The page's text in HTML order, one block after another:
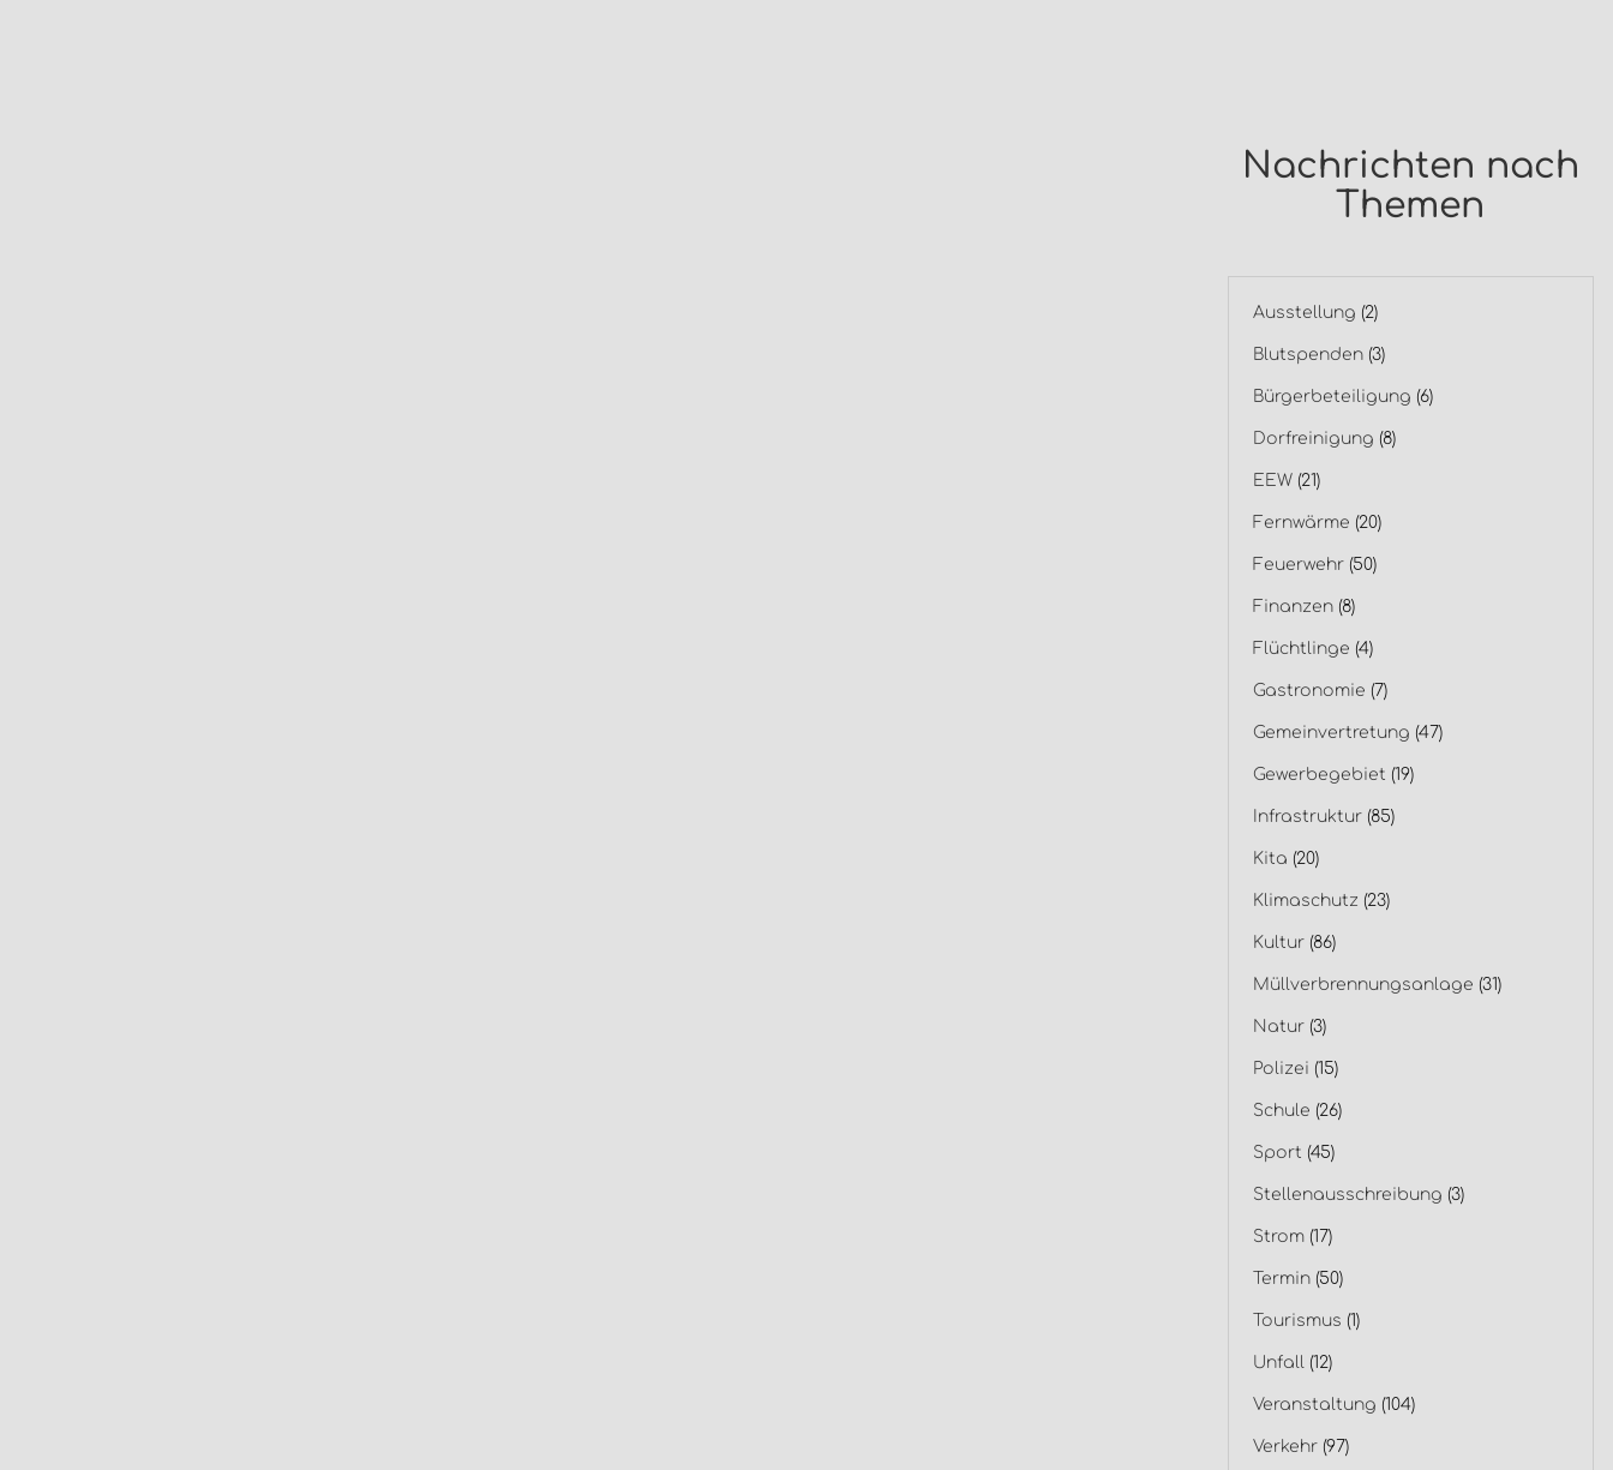
Nachrichten nach
Themen
Ausstellung (2)
Blutspenden(3)
Bürgerbeteiligung (6)
Dorfreinigung (8)
EEW(21)
Fernwärme (20)
Feuerwehr(50)
Finanzen(8)
Flüchtlinge (4)
Gastronomie (7)
Gemeinvertretung (47)
Gewerbegebiet (19)
Infrastruktur(85)
Kita (20)
Klimaschutz (23)
Kultur(86)
Müllverbrennungsanlage (31)
Natur(3)
Polizei (15)
Schule (26)
Sport (45)
Stellenausschreibung (3)
Strom(17)
Termin(50)
Tourismus (1)
Unfall (12)
Veranstaltung (104)
Verkehr(97)